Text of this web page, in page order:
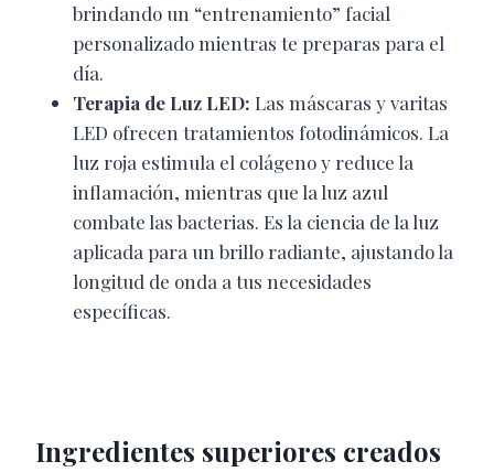
brindando un “entrenamiento” facial
personalizado mientras te preparas para el
día.
Terapia de Luz LED: Las máscaras y varitas
LED ofrecen tratamientos fotodinámicos. La
luz roja estimula el colágeno y reduce la
inflamación, mientras que la luz azul
combate las bacterias. Es la ciencia de la luz
aplicada para un brillo radiante, ajustando la
longitud de onda a tus necesidades
específicas.
Ingredientes superiores creados